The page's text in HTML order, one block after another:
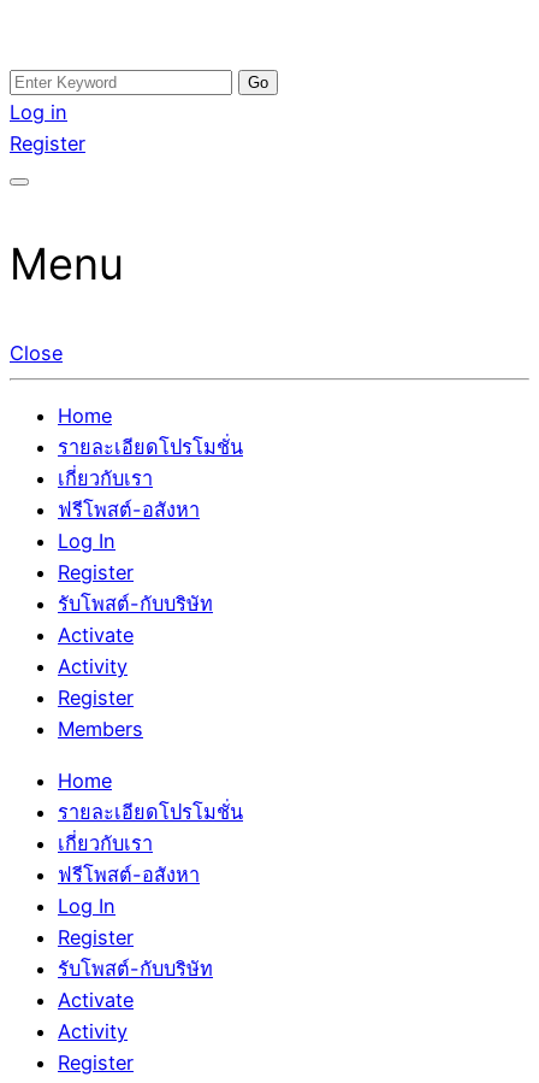
Skip
to
content
อสังหาโพสต์ รีวิวเยอะ รับจ้างโพสต์ขายบ้าน รับจ้างโพสต์อสัง
หา แตกต่างอย่างตั้งใจ รับรองผล อันดับ1 การโพสต์ขายอสังหา
กับทีมงานบริษัท บ้าน ที่ดิน คอนโด ติดGoogleหน้าแรกได้จริงๆ
รับจ้างโพสอสังหา ขายบ้าน อสังหาโพสต์ เชื่อถือได้จริง รับ
โพสต์ ที่ดิน กับทีมงานบริษัท ถูกและดีที่สุด ไม่มีค่านายหน้า
ขายได้จริงๆ ช่วยสร้างโอกาสในการขายได้มากกว่า ที่เดียว ที่
Search
for:
Log in
Register
Menu
Close
Home
รายละเอียดโปรโมชั่น
เกี่ยวกับเรา
ฟรีโพสต์-อสังหา
Log In
Register
รับโพสต์-กับบริษัท
Activate
Activity
Register
Members
Home
รายละเอียดโปรโมชั่น
เกี่ยวกับเรา
ฟรีโพสต์-อสังหา
Log In
Register
รับโพสต์-กับบริษัท
Activate
Activity
Register